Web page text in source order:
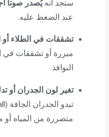
ستجد أنهيُصدر صوتاً
عند الضغط عليه.
تشققات في الطلاء أو
مبررة أو تشققات في
النوافذ.
تغير لون الجدران أو
متضررة من المياه أو